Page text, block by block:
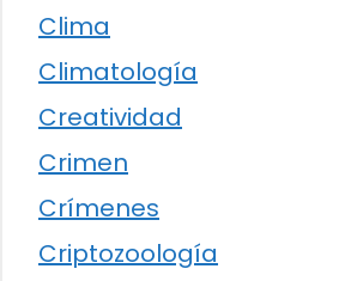
Clima
Climatología
Creatividad
Crimen
Crímenes
Criptozoología